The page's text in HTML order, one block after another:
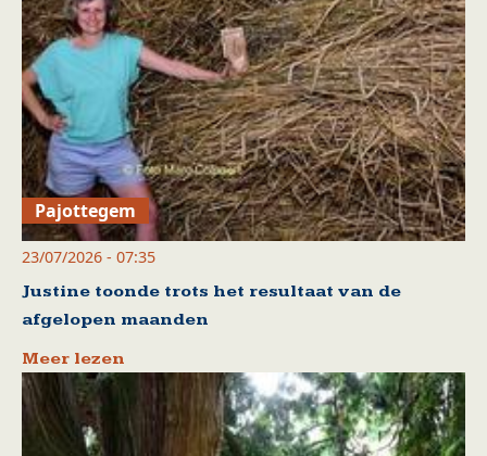
Pajottegem
23/07/2026 - 07:35
Justine toonde trots het resultaat van de
afgelopen maanden
Meer lezen